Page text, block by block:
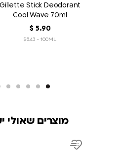
Gillette Stick Deodorant
Cool Wave 70ml
5.90
$
$8.43 - 100ML
מוצרים שאולי
Add